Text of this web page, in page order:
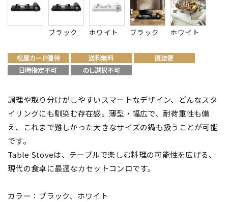
ブラック ホワイト ブラック ホワイト
調理や取り分けがしやすいスマートなデザイン、どんなスタ
イリングにも馴染む存在感。薄型・幅広で、耐荷重性も備
え、これまで難しかった大きなサイズの鍋も扱うことが可能
です。
Table Stoveは、テーブルで楽しむ料理の可能性を広げる、
現代の食卓に最適なカセットコンロです。
カラー：ブラック、ホワイト